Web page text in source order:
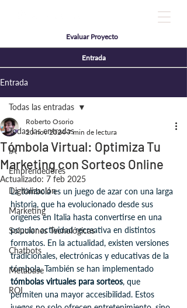
Evaluar Proyecto
Entrada
Entrada
Todas las entradas
IA
Emprendedores
Digitalización
Marketing
Soluciones Tecnológicas
Chatbots
Metabase
ROI
Todas las entradas
Tómbola Virtual: Optimiza Tu
Marketing con Sorteos Online
Roberto Osorio
20 nov 2024 7 min de lectura
Actualizado: 7 feb 2025
La tómbola es un juego de azar con una larga
historia, que ha evolucionado desde sus
orígenes en Italia hasta convertirse en una
popular actividad recreativa en distintos
formatos. En la actualidad, existen versiones
tradicionales, electrónicas y educativas de la
tómbola. También se han implementado
tómbolas virtuales para sorteos, que
permiten una mayor accesibilidad. Estos